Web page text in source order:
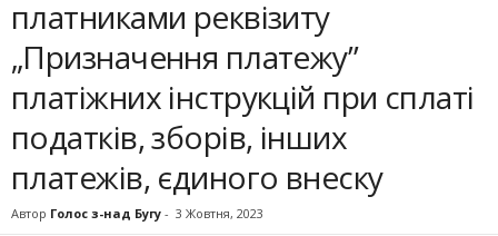
платниками реквізиту
„Призначення платежу”
платіжних інструкцій при сплаті
податків, зборів, інших
платежів, єдиного внеску
Автор Голос з-над Бугу - 3 Жовтня, 2023